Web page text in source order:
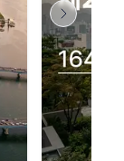
올 수 없습니다.